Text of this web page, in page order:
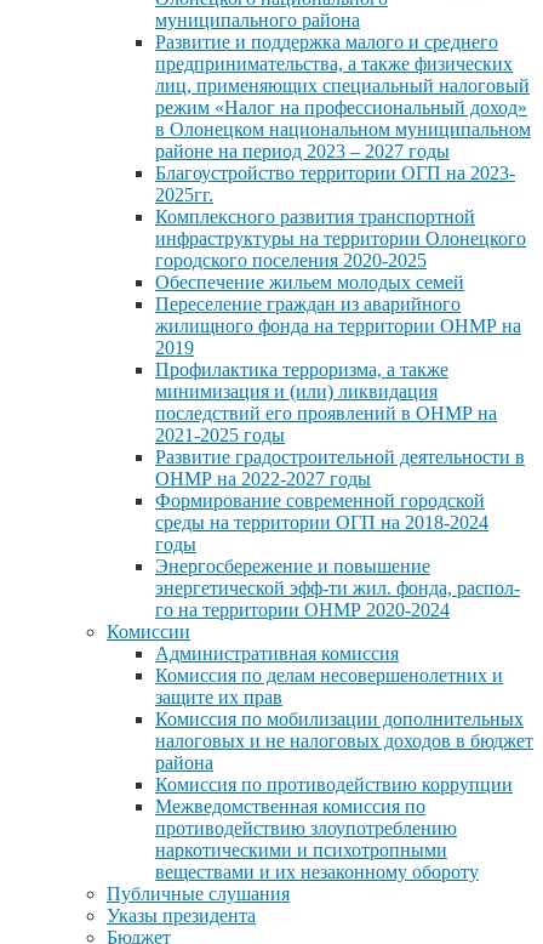
муниципального района
Развитие и поддержка малого и среднего
предпринимательства, а также физических
лиц, применяющих специальный налоговый
режим «Налог на профессиональный доход»
в Олонецком национальном муниципальном
районе на период 2023 – 2027 годы
Благоустройство территории ОГП на 2023-
2025гг.
Комплексного развития транспортной
инфраструктуры на территории Олонецкого
городского поселения 2020-2025
Обеспечение жильем молодых семей
Переселение граждан из аварийного
жилищного фонда на территории ОНМР на
2019
Профилактика терроризма, а также
минимизация и (или) ликвидация
последствий его проявлений в ОНМР на
2021-2025 годы
Развитие градостроительной деятельности в
ОНМР на 2022-2027 годы
Формирование современной городской
среды на территории ОГП на 2018-2024
годы
Энергосбережение и повышение
энергетической эфф-ти жил. фонда, распол-
го на территории ОНМР 2020-2024
Комиссии
Административная комиссия
Комиссия по делам несовершенолетних и
защите их прав
Комиссия по мобилизации дополнительных
налоговых и не налоговых доходов в бюджет
района
Комиссия по противодействию коррупции
Межведомственная комиссия по
противодействию злоупотреблению
наркотическими и психотропными
веществами и их незаконному обороту
Публичные слушания
Указы президента
Бюджет